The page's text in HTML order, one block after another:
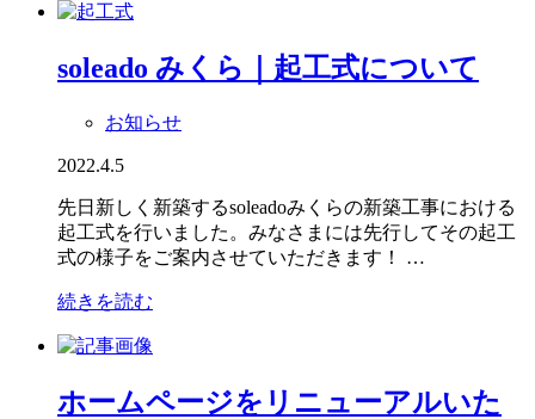
soleado みくら｜起工式について
お知らせ
2022.4.5
先日新しく新築するsoleadoみくらの新築工事における
起工式を行いました。みなさまには先行してその起工
式の様子をご案内させていただきます！ …
続きを読む
ホームページをリニューアルいた